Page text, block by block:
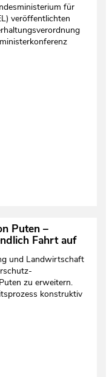
für
veröffentlichten
Puten –
Fahrt auf
und Landwirtschaft
zu erweitern.
konstruktiv